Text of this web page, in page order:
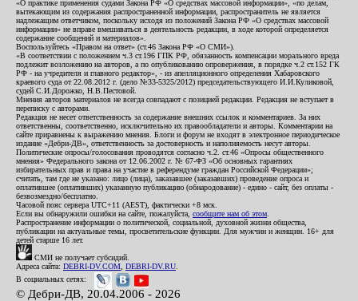
«О практике применения судами Закона РФ «О средствах массовой информации», «по делам,
вытекающим из содержания распространенной информации, распространитель не является
надлежащим ответчиком, поскольку исходя из положений Закона РФ «О средствах массовой
информации» не вправе вмешиваться в деятельность редакции, в ходе которой определяется
содержание сообщений и материалов».
Воспользуйтесь «Правом на ответ» (ст.46 Закона РФ «О СМИ»).
«В соответствии с положением ч.3 ст.196 ГПК РФ, обязанность компенсации морального вреда
подлежит возложению на авторов, а по опубликованию опровержения, в порядке ч.2 ст.152 ГК
РФ - на учредителя и главного редактор», - из апелляционного определения Хабаровского
краевого суда от 22.08.2012 г. (дело №33-5325/2012) председательствующего И.И.Куликовой,
судей С.И.Дорожко, Н.В.Пестовой.
Мнения авторов материалов не всегда совпадают с позицией редакции. Редакция не вступает в
переписку с авторами.
Редакция не несет ответственность за содержание внешних ссылок и комментариев. За них
ответственны, соответственно, исключительно их правообладатели и авторы. Комментарии на
сайте приравнены к выражению мнения. Блоги и форум не входят в электронное периодическое
издание «Дебри-ДВ», ответственность за достоверность и наполняемость несут авторы.
Политические опросы/голосования проводятся согласно ч.2. ст.46 «Опросы общественного
мнения» Федерального закона от 12.06.2002 г. № 67-ФЗ «Об основных гарантиях
избирательных прав и права на участие в референдуме граждан Российской Федерации»;
считать, там где не указано: лицо (лица), заказавшее (заказавших) проведение опроса и
оплатившее (оплативших) указанную публикацию (обнародование) - едино - сайт, без оплаты -
безвозмездно/бесплатно.
Часовой пояс сервера UTC+11 (AEST), фактически +8 мск.
Если вы обнаружили ошибки на сайте, пожалуйста, сообщите нам об этом
Распространение информации о политической, социальной, духовной жизни общества,
публикации на актуальные темы, просветительские функции. Для мужчин и женщин. 16+ для
детей старше 16 лет.
СМИ не получает субсидий.
Адреса сайта: DEBRI-DV.COM DEBRI-DV.RU
В социальных сетях:
© Дебри-ДВ, 20.04.2006 - 2026